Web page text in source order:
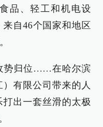
品、轻工和机电设
自46个国家和地区
势归位……在哈尔滨
有限公司带来的人
打出一套丝滑的太极